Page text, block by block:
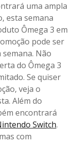
uma ampla
esta semana
Ômega 3 em
pode ser
Não
do Ômega 3
Se quiser
veja o
Além do
encontrará
Switch.
com